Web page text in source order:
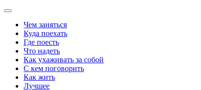
Чем заняться
Куда поехать
Где поесть
Что надеть
Как ухаживать за собой
С кем поговорить
Как жить
Лучшее